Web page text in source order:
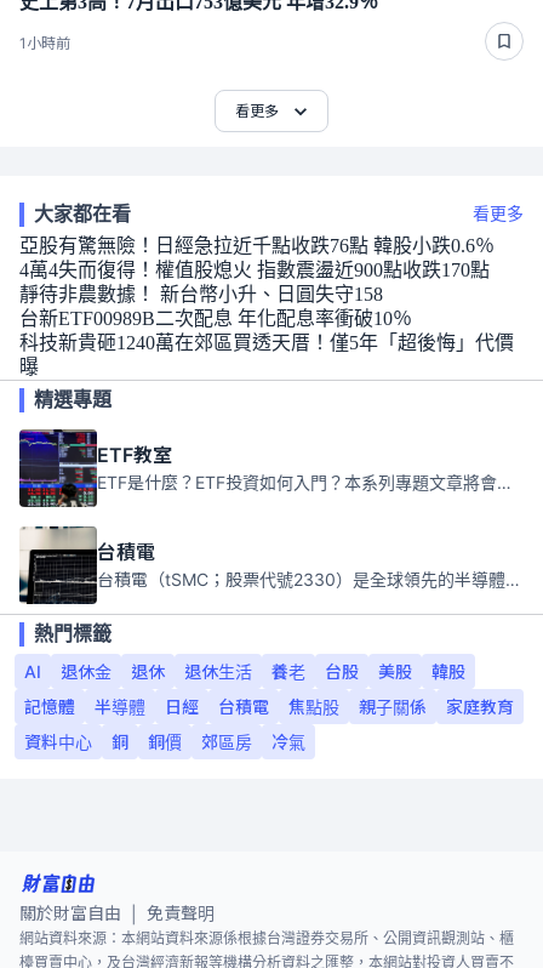
1小時前
看更多
大家都在看 看更多
亞股有驚無險！日經急拉近千點收跌76點 韓股小跌0.6％
4萬4失而復得！權值股熄火 指數震盪近900點收跌170點
靜待非農數據！ 新台幣小升、日圓失守158
台新ETF00989B二次配息 年化配息率衝破10％
科技新貴砸1240萬在郊區買透天厝！僅5年「超後悔」代價
曝
精選專題
ETF教室
ETF是什麼？ETF投資如何入門？本系列專題文章將會告訴你新手必須知道的ETF基礎知識。
台積電
台積電（tSMC；股票代號2330）是全球領先的半導體代工公司，成立於1987年，總部位於台灣新竹。且已於美國、日本、德國及中國設廠，台積電是全球首家專業積體電路製造服務公司，也是全球最先進和最大規模的半導體代工廠。
熱門標籤
AI
退休金 退休 退休生活 養老 台股 美股
韓股
記憶體
半導體 日經 台積電 焦點股 親子關係
家庭教育
資料中心
銅 銅價 郊區房 冷氣
關於財富自由 免責聲明
網站資料來源：本網站資料來源係根據台灣證券交易所、公開資訊觀測站、櫃
檯買賣中心，及台灣經濟新報等機構分析資料之匯整，本網站對投資人買賣不